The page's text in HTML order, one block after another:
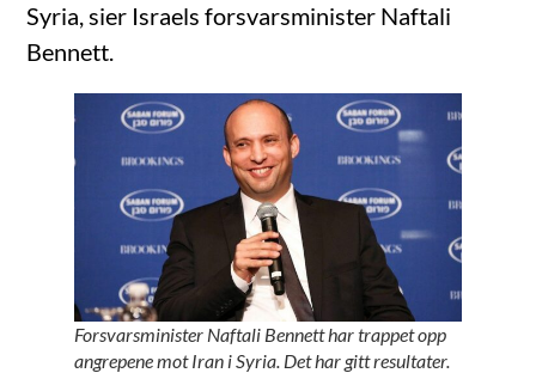
Syria, sier Israels forsvarsminister Naftali
Bennett.
Forsvarsminister Naftali Bennett har trappet opp
angrepene mot Iran i Syria. Det har gitt resultater.